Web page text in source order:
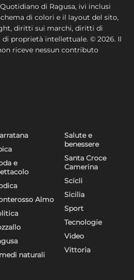
di Ragusa, ivi inclusi
di colori e il layout del sito,
diritti sui marchi, diritti di
proprietà intellettuale. © 2026. Il
riceve nessun contributo
e
Almo
naturali
Salute e
benessere
Santa Croce
Camerina
Scicli
Sicilia
Sport
Tecnologie
Video
Vittoria